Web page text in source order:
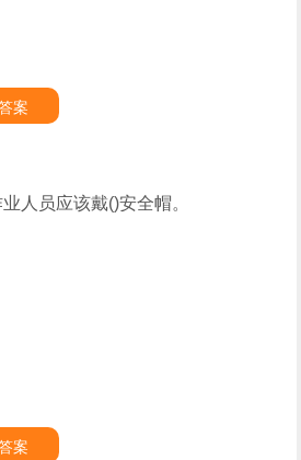
案
人员应该戴()安全帽。
案